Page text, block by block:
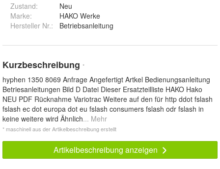
Zustand:
Neu
Marke:
HAKO Werke
Hersteller Nr.:
Betriebsanleitung
Kurzbeschreibung *
hyphen 1350 8069 Anfrage Angefertigt Artkel Bedienungsanleitung
Betriesanleitungen Bild D Datei Dieser Ersatzteilliste HAKO Hako
NEU PDF Rücknahme Variotrac Weitere auf den für http ddot fslash
fslash ec dot europa dot eu fslash consumers fslash odr fslash in
keine weitere wird Ähnlich... Mehr
* maschinell aus der Artikelbeschreibung erstellt
Artikelbeschreibung anzeigen